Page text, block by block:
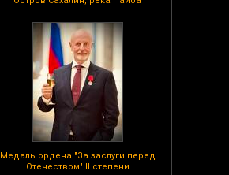
Медаль ордена "За заслуги перед
Отечеством" II степени